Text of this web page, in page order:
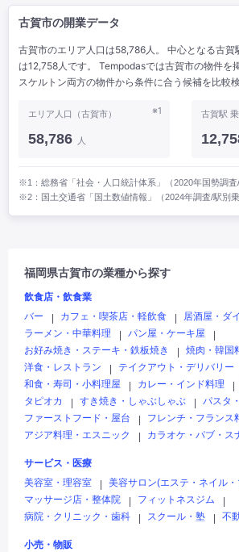
古賀市の開業データ
古賀市のエリア人口は58,786人。 中心となる古賀
は12,758人です。 Tempodasでは古賀市の物件を
スケルトン両方の物件から条件に合う候補を比較
※1
エリア人口（古賀市）
58,786 人
古賀駅
※1：総務省「社会・人口統計体系」（2020年国勢調査/
※2：国土交通省「国土数値情報」（2024年調査/駅別乗
福岡県古賀市の業種から探す
飲食店・飲食業
バー
カフェ・喫茶店・軽飲食 居酒屋・ダ
ラーメン・中華料理
パン屋・ケーキ屋
お好み焼き・ステーキ・鉄板焼き
焼肉・韓国
洋食・レストラン
テイクアウト・デリバリー
和食・寿司・小料理屋
カレー・インド料理
タピオカ
すき焼き・しゃぶしゃぶ パスタ
ファーストフード・屋台
フレンチ・フランス
アジア料理・エスニック
カラオケ・パブ・ス
サービス・医療
美容室・理容室
美容サロン(エステ・ネイル
マッサージ店・整体院
フィットネスジム
病院・クリニック・歯科
スクール・塾 不
小売・物販